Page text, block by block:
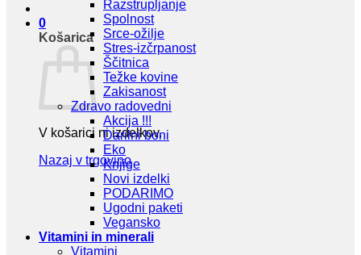
0
Košarica
V košarici ni izdelkov.
Nazaj v trgovino
Razstrupljanje
Spolnost
Srce-ožilje
Stres-izčrpanost
Ščitnica
Težke kovine
Zakisanost
Zdravo radovedni
Akcija !!!
Darilni boni
Eko
Knjige
Novi izdelki
PODARIMO
Ugodni paketi
Vegansko
Vitamini in minerali
Vitamini